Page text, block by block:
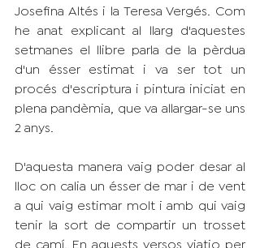
Josefina Altés i la Teresa Vergés. Com
he anat explicant al llarg d'aquestes
setmanes el llibre parla de la pèrdua
d'un ésser estimat i va ser tot un
procés d'escriptura i pintura iniciat en
plena pandèmia, que va allargar-se uns
2 anys.
D'aquesta manera vaig poder desar al
lloc on calia un ésser de mar i de vent
a qui vaig estimar molt i amb qui vaig
tenir la sort de compartir un trosset
de camí. En aquests versos viatjo per